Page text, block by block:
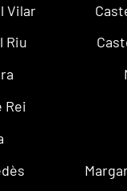
Vilar
Riu
Rei